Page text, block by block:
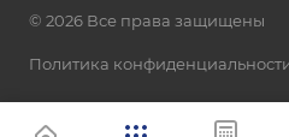
© 2026 Все права защищены
Политика